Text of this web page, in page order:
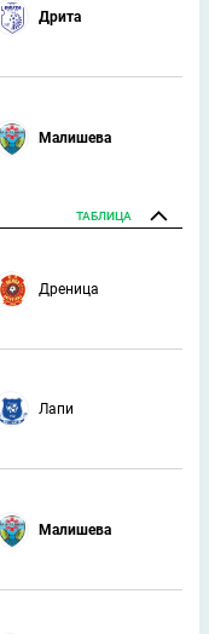
Дрита
Малишева
ТАБЛИЦА
Дреница
Лапи
Малишева